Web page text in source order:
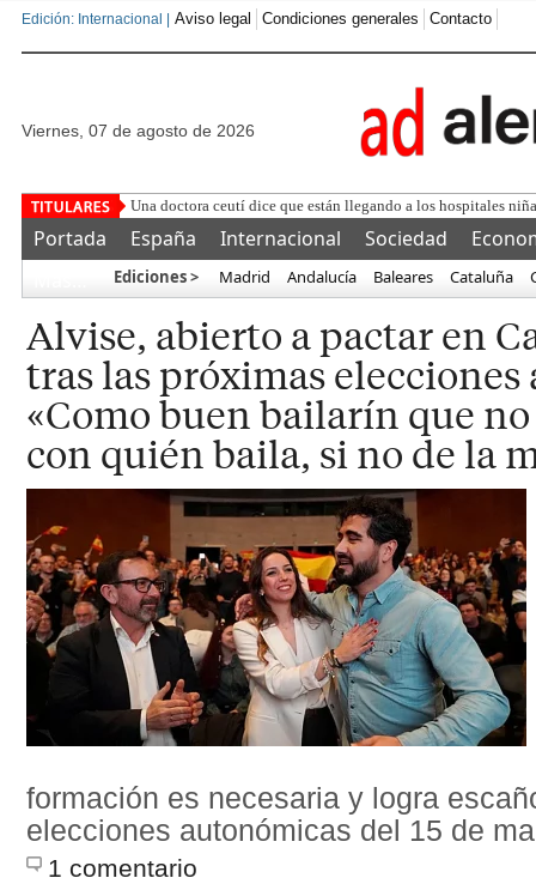
Edición: Internacional | Aviso legal Condiciones generales Contacto
viernes, 07 de agosto de 2026
Tenemos que invadir Marruec
Portada España Internacional Sociedad
Ediciones > Madrid Andalucía Baleares Cataluña
Alvise, abierto a pactar en
tras las próximas
«Como buen bailarín que
con quién baila, si no de la
formación es necesaria y logra
elecciones autonómicas del 15 de
1 comentario